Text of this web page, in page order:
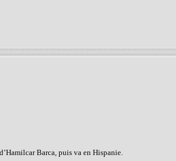
Barca, puis va en Hispanie.